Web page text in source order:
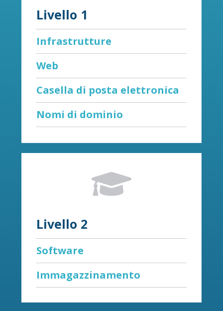
Livello 1
Infrastrutture
Web
Casella di posta elettronica
Nomi di dominio

Livello 2
Software
Immagazzinamento